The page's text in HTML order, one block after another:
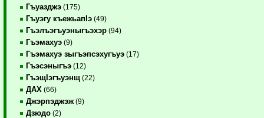
Гъуазджэ (175)
Гъуэгу къежьапIэ (49)
Гъэлъэгъуэныгъэхэр (94)
Гъэмахуэ (9)
Гъэмахуэ зыгъэпсэхугъуэ (17)
Гъэсэныгъэ (12)
ГъэщIэгъуэнщ (22)
ДАХ (66)
Джэрпэджэж (9)
Дзюдо (2)